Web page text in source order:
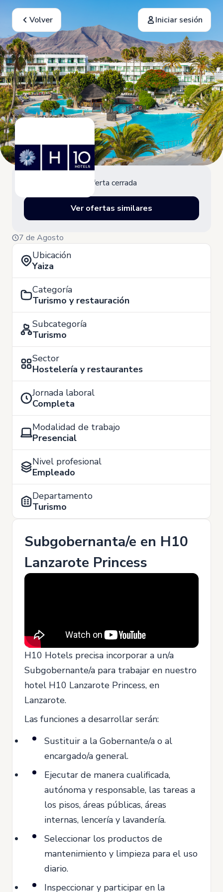
Volver Iniciar sesión
Oferta cerrada
Ver ofertas similares
7 de Agosto
Ubicación
Yaiza
Categoría
Turismo y restauración
Subcategoría
Turismo
Sector
Hostelería y restaurantes
Jornada laboral
Completa
Modalidad de trabajo
Presencial
Nivel profesional
Empleado
Departamento
Turismo
Subgobernanta/e en H10
Lanzarote Princess
H10 Hotels precisa incorporar a un/a
Subgobernante/a para trabajar en nuestro
hotel H10 Lanzarote Princess, en
Lanzarote.
Las funciones a desarrollar serán:
Sustituir a la Gobernante/a o al
encargado/a general.
Ejecutar de manera cualificada,
autónoma y responsable, las tareas a
los pisos, áreas públicas, áreas
internas, lencería y lavandería.
Seleccionar los productos de
mantenimiento y limpieza para el uso
diario.
Inspeccionar y participar en la